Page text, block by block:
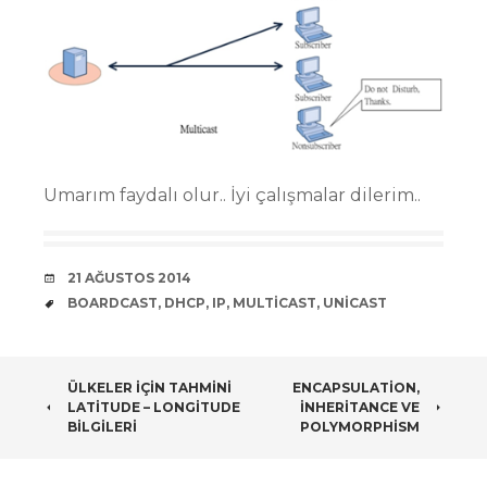
Umarım faydalı olur.. İyi çalışmalar dilerim..
DATE
21 AĞUSTOS 2014
TAGS
BOARDCAST, DHCP, IP, MULTICAST, UNICAST
POST
NAVIGATION
ÜLKELER IÇIN TAHMINI
LATITUDE – LONGITUDE
BILGILERI
ENCAPSULATION,
INHERITANCE VE
POLYMORPHISM